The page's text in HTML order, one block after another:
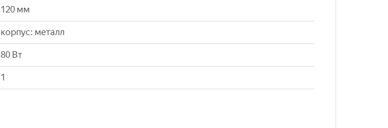
120 мм
корпус: металл
80 Вт
1